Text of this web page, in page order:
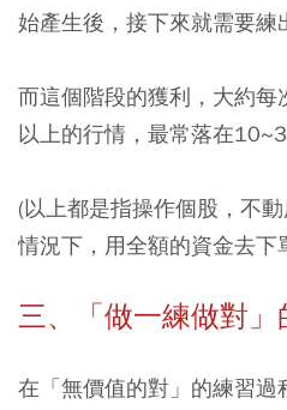
始產生後，接下來就需要練
而這個階段的獲利，大約每
以上的行情，最常落在
(以上都是指操作個股，不
情況下，用全額的資金去下
三、「做一練做對」
在「無價值的對」的練習